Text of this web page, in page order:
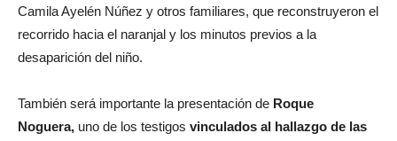
Camila Ayelén Núñez y otros familiares, que reconstruyeron el
recorrido hacia el naranjal y los minutos previos a la
desaparición del niño.
También será importante la presentación de Roque
Noguera, uno de los testigos vinculados al hallazgo de las